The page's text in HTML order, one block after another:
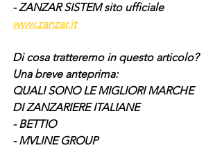
- ZANZAR SISTEM sito ufficiale
www.zanzar.it
Di cosa tratteremo in questo articolo?
Una breve anteprima:
QUALI SONO LE MIGLIORI MARCHE
DI ZANZARIERE ITALIANE
- BETTIO
- MVLINE GROUP